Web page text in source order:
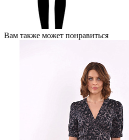
Вам также может понравиться